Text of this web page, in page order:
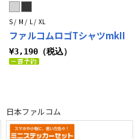
S / M / L / XL
ファルコムロゴTシャツmkII
¥3,190（税込）
日本ファルコム